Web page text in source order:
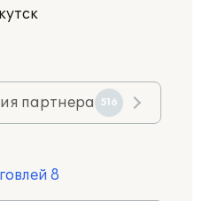
партнера 516
8